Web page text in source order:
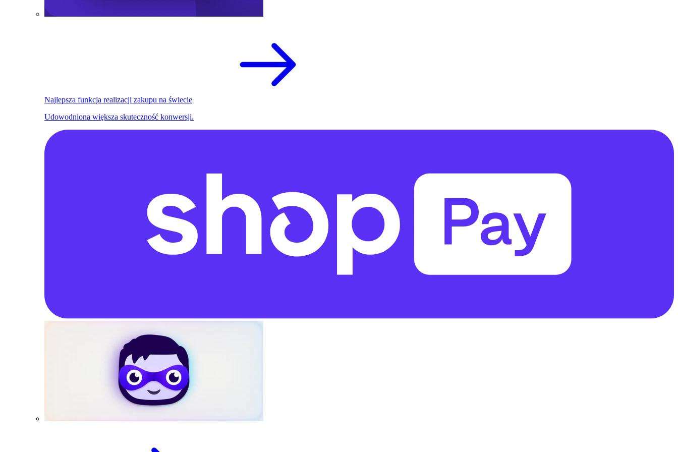
Najlepsza funkcja realizacji zakupu na świecie
Udowodniona większa skuteczność konwersji.